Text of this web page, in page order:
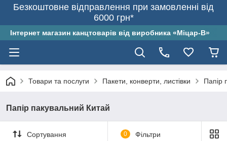
Безкоштовне відправлення при замовленні від
6000 грн*
Інтернет магазин канцтоварів від виробника «Міцар-В»
Товари та послуги Пакети, конверти, листівки Папір
Папір пакувальний Китай
Сортування 0 Фільтри